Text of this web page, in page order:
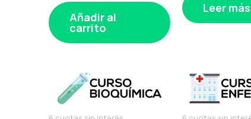
Añadir al
carrito
Leer más